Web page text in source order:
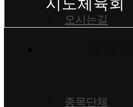
오시는길
종목단체